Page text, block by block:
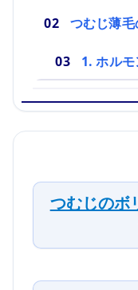
つむじ薄
1. ホル
つむじのボ